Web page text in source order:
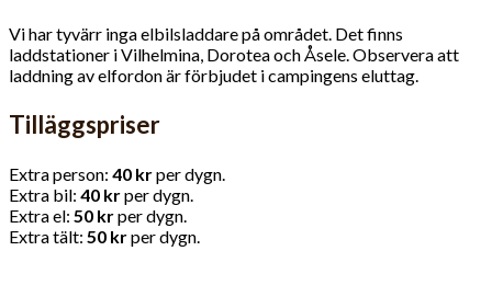
Vi har tyvärr inga elbilsladdare på området. Det finns
laddstationer i Vilhelmina, Dorotea och Åsele. Observera att
laddning av elfordon är förbjudet i campingens eluttag.
Tilläggspriser
Extra person: 40 krper dygn.
Extra bil: 40 krper dygn.
Extra el: 50 krper dygn.
Extra tält: 50 krper dygn.